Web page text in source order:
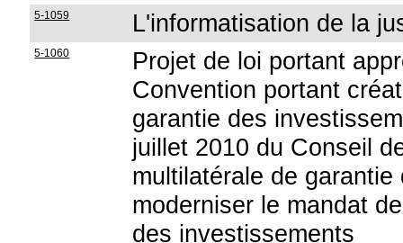
5-1059 L'informatisation de la
5-1060
Projet de loi portant
Convention portant
garantie des
juillet 2010 du Conseil
multilatérale de
moderniser le mandat
des investissements